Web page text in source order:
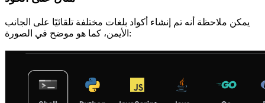
يمكن ملاحظة أنه تم إنشاء أكواد بلغات مختلفة تلقائيًا على الجانب
الأيمن، كما هو موضح في الصورة: